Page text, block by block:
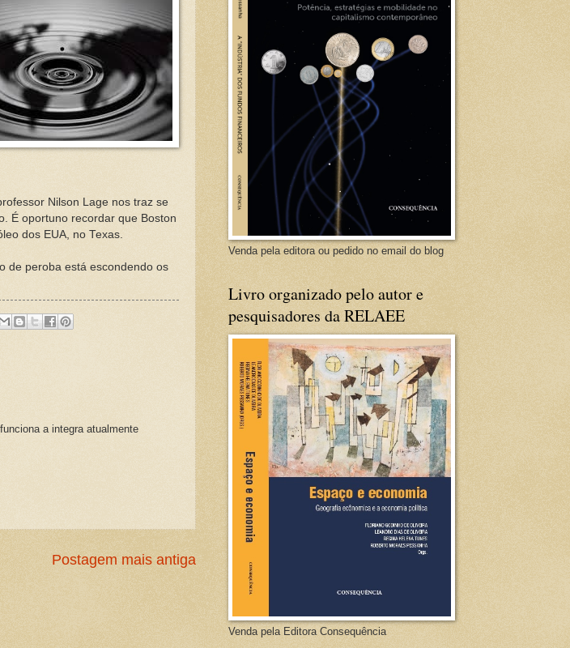
Nilson Lage nos traz se
É oportuno recordar que Boston
dos EUA, no Texas.
de peroba está escondendo os
a integra atualmente
Postagem mais antiga
Venda pela editora ou pedido no email do blog
Livro organizado pelo autor e
pesquisadores da RELAEE
Venda pela Editora Consequência